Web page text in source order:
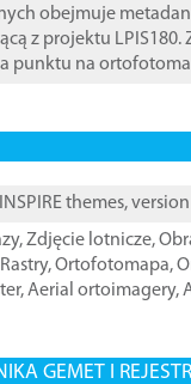
obejmuje
z projektu LPIS180.
punktu na
themes,
,Zdjęcie lotnicze,
Rastry,Ortofotomapa,
,Aerial ortoimagery,
GEMET I